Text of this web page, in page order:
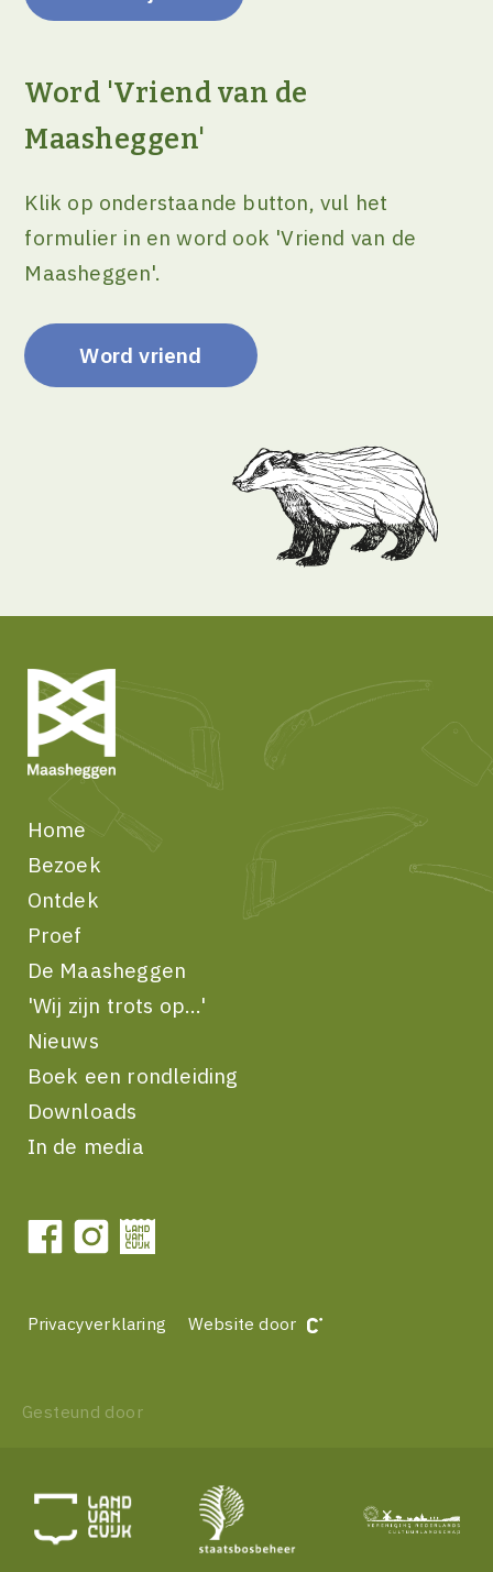
Word 'Vriend van de
Maasheggen'
Klik op onderstaande button, vul het
formulier in en word ook 'Vriend van de
Maasheggen'.
Word vriend
Home
Bezoek
Ontdek
Proef
De Maasheggen
'Wij zijn trots op...'
Nieuws
Boek een rondleiding
Downloads
In de media
Privacyverklaring Website door
Gesteund door